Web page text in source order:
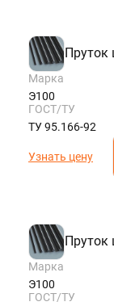
Пруток
Марка
Э100
ГОСТ/ТУ
ТУ 95.166-92
Узнать цену
Пруток
Марка
Э100
ГОСТ/ТУ